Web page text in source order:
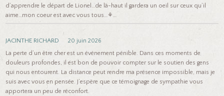
d’apprendre le départ de Lionel…de là-haut il gardera un oeil sur ceux qu’il
aime…mon coeur est avec vous tous…⚘️…
JACINTHE RICHARD
20 juin 2026
La perte d’un être cher est un événement pénible. Dans ces moments de
douleurs profondes, il est bon de pouvoir compter sur le soutien des gens
qui nous entourent. La distance peut rendre ma présence impossible, mais je
suis avec vous en pensée. J’espère que ce témoignage de sympathie vous
apportera un peu de réconfort.